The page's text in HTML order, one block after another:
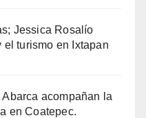
Jessica Rosalío
el turismo en Ixtapan
acompañan la
en Coatepec.